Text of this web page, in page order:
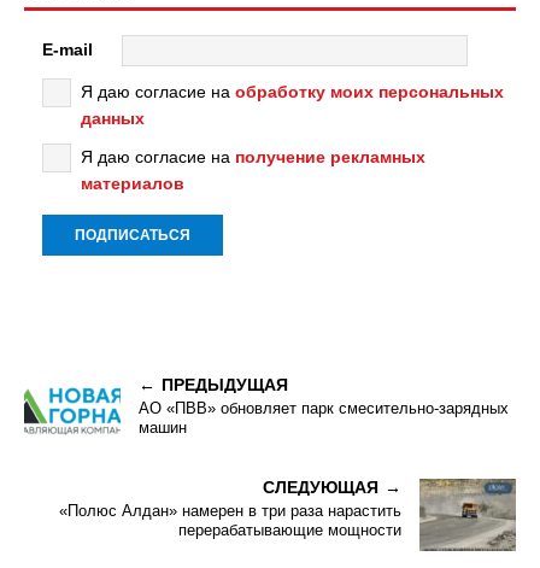
E-mail
Я даю согласие на обработку моих персональных
данных
Я даю согласие на получение рекламных
материалов
ПРЕДЫДУЩАЯ
АО «ПВВ» обновляет парк смесительно-зарядных
машин
СЛЕДУЮЩАЯ
«Полюс Алдан» намерен в три раза нарастить
перерабатывающие мощности